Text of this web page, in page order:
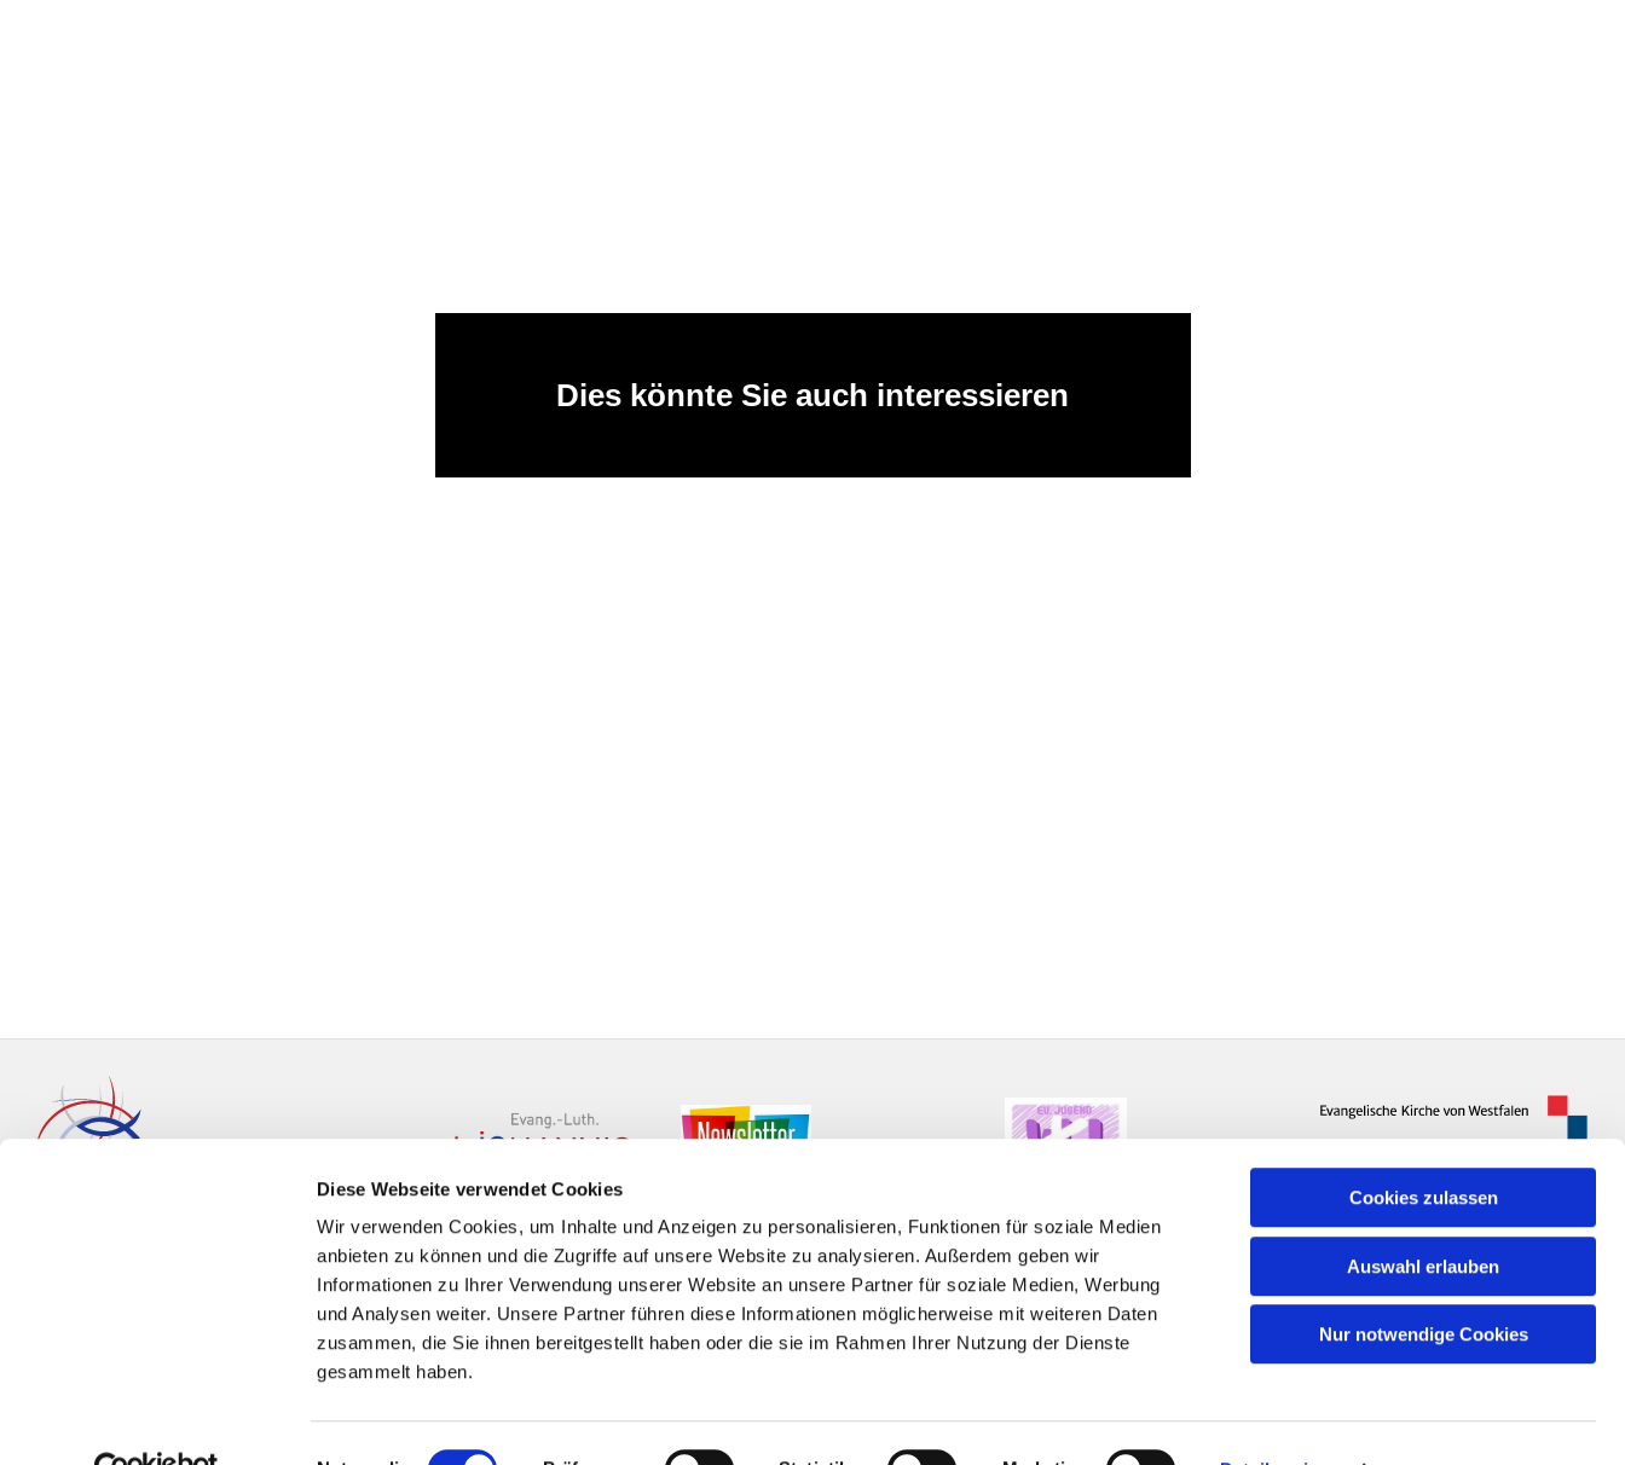
Diese Webseite verwendet Cookies
Wir verwenden Cookies, um Inhalte und Anzeigen zu personalisieren, Funktionen für soziale Medien
anbieten zu können und die Zugriffe auf unsere Website zu analysieren. Außerdem geben wir
Informationen zu Ihrer Verwendung unserer Website an unsere Partner für soziale Medien, Werbung
und Analysen weiter. Unsere Partner führen diese Informationen möglicherweise mit weiteren Daten
zusammen, die Sie ihnen bereitgestellt haben oder die sie im Rahmen Ihrer Nutzung der Dienste
gesammelt haben.
Einwilligungsauswahl
Cookies zulassen
Auswahl erlauben
Nur notwendige Cookies
Dies könnte Sie auch interessieren
Barrierefreiheitserklärung